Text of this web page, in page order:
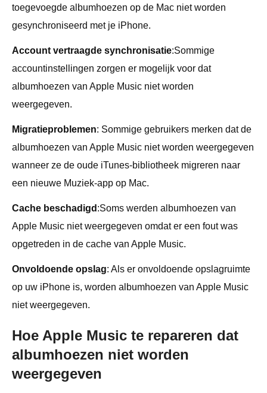
toegevoegde albumhoezen op de Mac niet worden
gesynchroniseerd met je iPhone.
Account vertraagde synchronisatie:Sommige
accountinstellingen zorgen er mogelijk voor dat
albumhoezen van Apple Music niet worden
weergegeven.
Migratieproblemen: Sommige gebruikers merken dat de
albumhoezen van Apple Music niet worden weergegeven
wanneer ze de oude iTunes-bibliotheek migreren naar
een nieuwe Muziek-app op Mac.
Cache beschadigd :Soms werden albumhoezen van
Apple Music niet weergegeven omdat er een fout was
opgetreden in de cache van Apple Music.
Onvoldoende opslag: Als er onvoldoende opslagruimte
op uw iPhone is, worden albumhoezen van Apple Music
niet weergegeven.
Hoe Apple Music te repareren dat
albumhoezen niet worden
weergegeven